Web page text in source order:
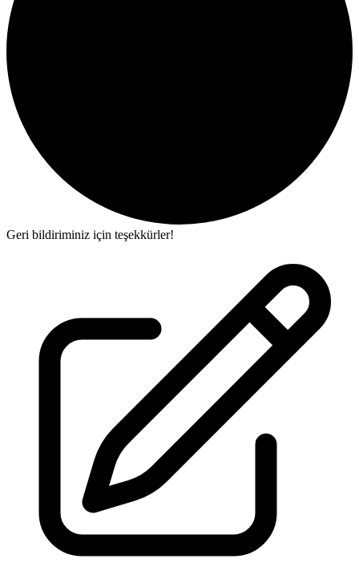
Geri bildiriminiz için teşekkürler!